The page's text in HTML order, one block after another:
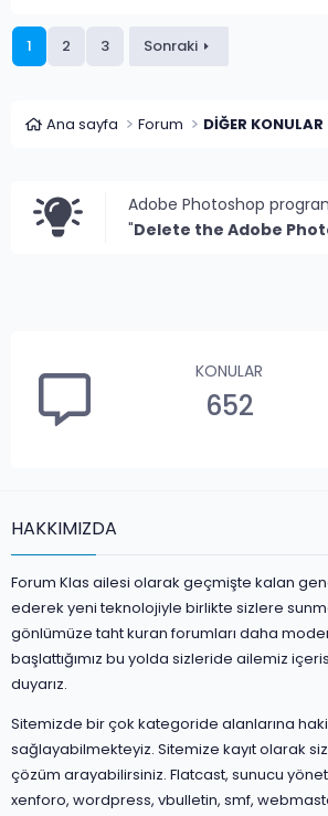
1 2 3 Sonraki
Ana sayfa Forum DİĞER KONULAR
Adobe Photoshop
"Delete the Adobe
KONULAR
652
HAKKIMIZDA
Forum Klas ailesi olarak geçmişte kalan
ederek yeni teknolojiyle birlikte sizlere
gönlümüze taht kuran forumları daha
başlattığımız bu yolda sizleride ailemiz
duyarız.
Sitemizde bir çok kategoride alanlarına
sağlayabilmekteyiz. Sitemize kayıt olarak
çözüm arayabilirsiniz. Flatcast, sunucu
xenforo, wordpress, vbulletin, smf,